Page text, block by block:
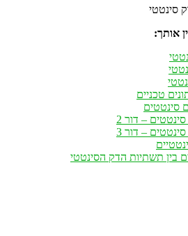
סינטטי
אותך:
טכניים
סינטטים
– דור 2
– דור 3
בין תשתיות הדק הסינטטי